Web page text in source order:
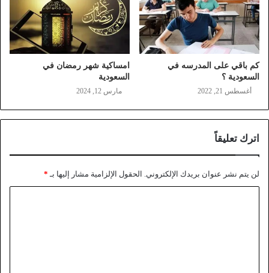
كم باقي على المدرسه في
السعودية ؟
أغسطس 21, 2022
امساكية شهر رمضان في
السعودية
مارس 12, 2024
اترك تعليقاً
لن يتم نشر عنوان بريدك الإلكتروني. الحقول الإلزامية مشار إليها بـ *